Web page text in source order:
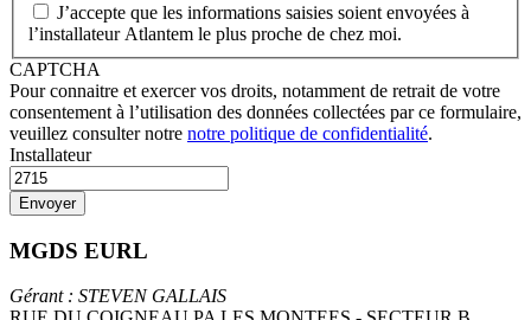
J’accepte que les informations saisies soient envoyées à
l’installateur Atlantem le plus proche de chez moi.
CAPTCHA
Pour connaitre et exercer vos droits, notamment de retrait de votre
consentement à l’utilisation des données collectées par ce formulaire,
veuillez consulter notre notre politique de confidentialité.
Installateur
MGDS EURL
Gérant : STEVEN GALLAIS